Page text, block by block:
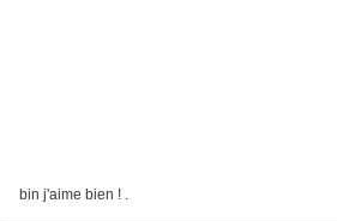
bin j'aime bien ! .